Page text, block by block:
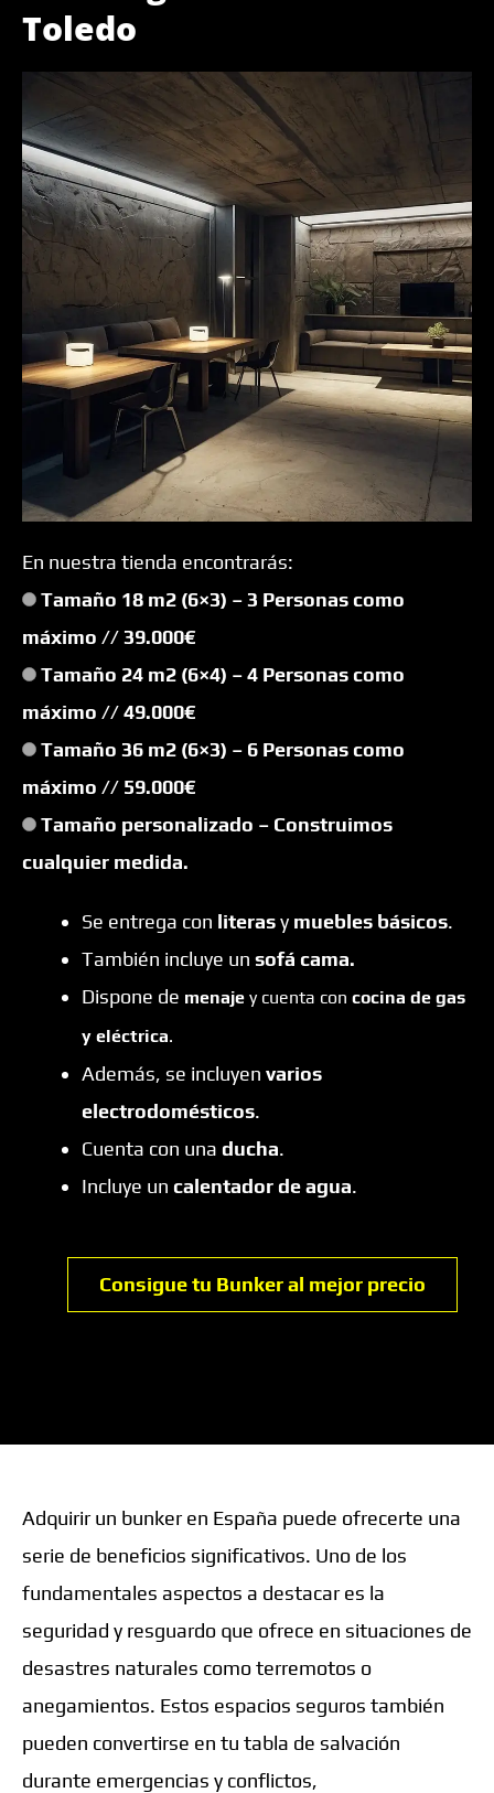
Toledo
En nuestra tienda encontrarás:
Tamaño 18 m2 (6×3) – 3 Personas como
máximo // 39.000€
Tamaño 24 m2 (6×4) – 4 Personas como
máximo // 49.000€
Tamaño 36 m2 (6×3) – 6 Personas como
máximo // 59.000€
Tamaño personalizado – Construimos
cualquier medida.
Se entrega con literasy muebles básicos.
También incluye un sofá cama.
Dispone de menaje y cuenta con cocina de gas
y eléctrica.
Además, se incluyen varios
electrodomésticos.
Cuenta con una ducha.
Incluye un calentador de agua.
Consigue tu Bunker al mejor precio
Adquirir un bunker en España puede ofrecerte una
serie de beneficios significativos. Uno de los
fundamentales aspectos a destacar es la
seguridad y resguardo que ofrece en situaciones de
desastres naturales como terremotos o
anegamientos. Estos espacios seguros también
pueden convertirse en tu tabla de salvación
durante emergencias y conflictos,